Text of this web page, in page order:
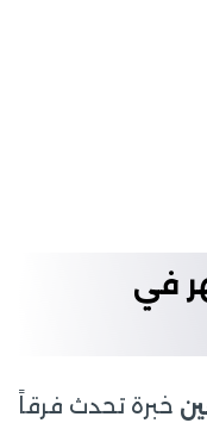
في
خبرة تحدث فرقاً